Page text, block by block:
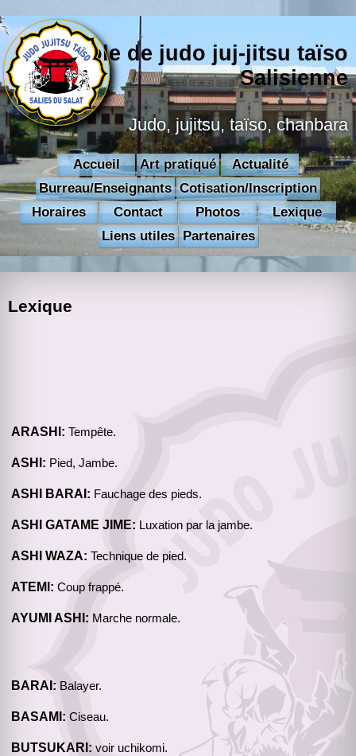
École de judo juj-jitsu taïso
Salisienne
Judo, jujitsu, taïso, chanbara
Accueil Art pratiqué
Actualité
Burreau/Enseignants Cotisation/Inscription
Horaires
Contact Photos
Lexique
Liens utiles Partenaires
Lexique
ARASHI: Tempête.
ASHI: Pied, Jambe.
ASHI BARAI: Fauchage des pieds.
ASHI GATAME JIME: Luxation par la jambe.
ASHI WAZA: Technique de pied.
ATEMI: Coup frappé.
AYUMI ASHI: Marche normale.
BARAI: Balayer.
BASAMI: Ciseau.
BUTSUKARI: voir uchikomi.